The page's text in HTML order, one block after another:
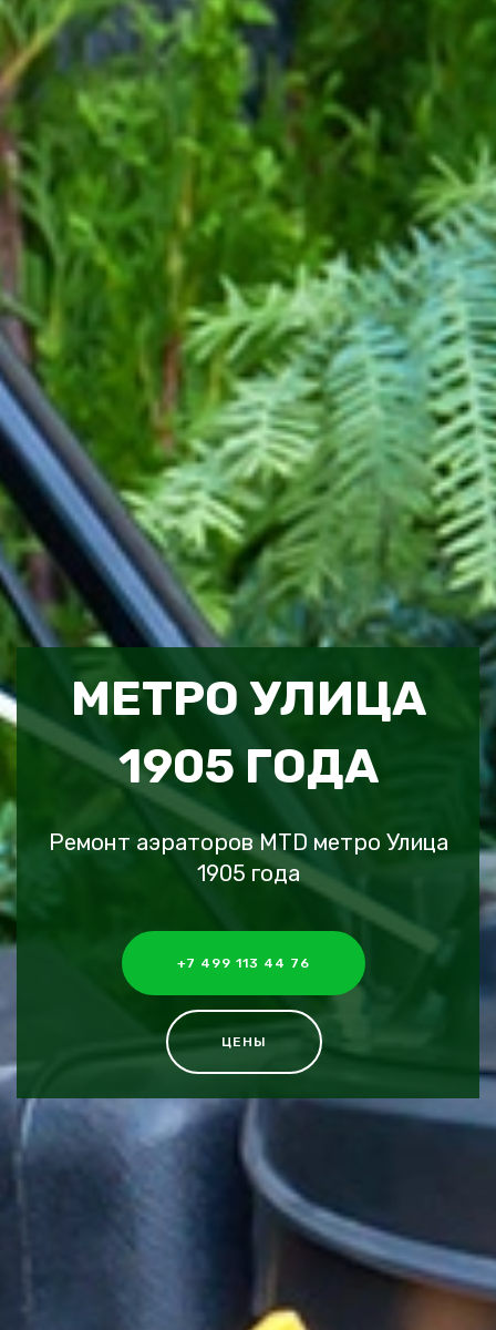
МЕТРО УЛИЦА
1905 ГОДА
Ремонт аэраторов MTD метро Улица
1905 года
+7 499 113 44 76
ЦЕНЫ